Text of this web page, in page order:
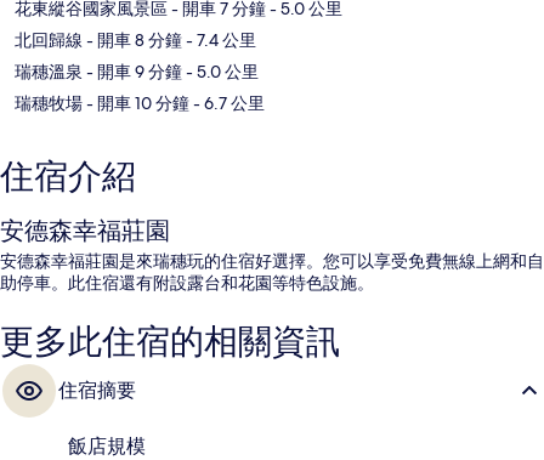
花東縱谷國家風景區- 開車 7 分鐘- 5.0 公里
北回歸線 - 開車 8 分鐘- 7.4 公里
瑞穗溫泉 - 開車 9 分鐘- 5.0 公里
瑞穗牧場- 開車 10 分鐘- 6.7 公里
住宿介紹
安德森幸福莊園
安德森幸福莊園是來瑞穗玩的住宿好選擇。您可以享受免費無線上網和自
助停車。此住宿還有附設露台和花園等特色設施。
更多此住宿的相關資訊
住宿摘要
飯店規模